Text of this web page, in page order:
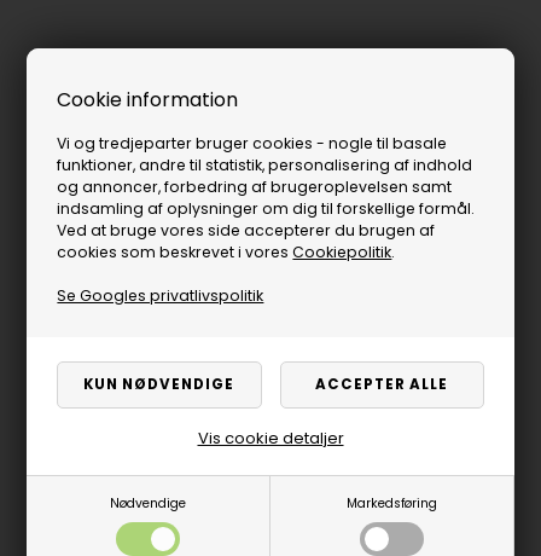
Cookie information
Vi og tredjeparter bruger cookies - nogle til basale
funktioner, andre til statistik, personalisering af indhold
og annoncer, forbedring af brugeroplevelsen samt
indsamling af oplysninger om dig til forskellige formål.
Ved at bruge vores side accepterer du brugen af
cookies som beskrevet i voresCookiepolitik.
Se Googles privatlivspolitik
Nødvendige Markedsføring
Vis cookie detaljer